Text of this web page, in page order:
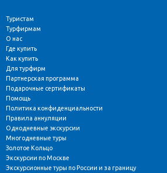
Туристам
Турфирмам
О нас
Где купить
Как купить
Для турфирм
Партнерская программа
Подарочные сертификаты
Помощь
Политика конфиденциальности
Правила аннуляции
Однодневные экскурсии
Многодневные туры
Золотое Кольцо
Экскурсии по Москве
Экскурсионные туры по России и за границу